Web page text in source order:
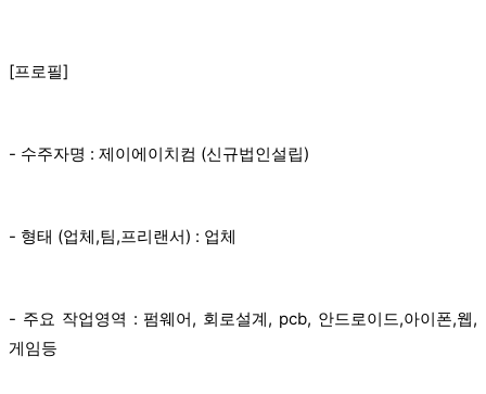
[프로필]
- 수주자명 : 제이에이치컴 (신규법인설립)
- 형태 (업체,팀,프리랜서) : 업체
- 주요 작업영역 : 펌웨어, 회로설계, pcb, 안드로이드,아이폰,웹,
게임등